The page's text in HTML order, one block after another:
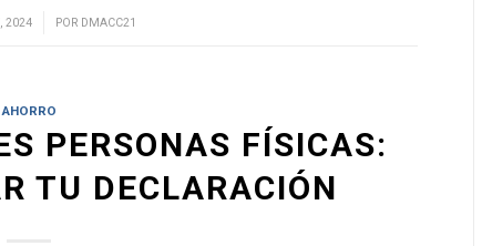
2024 POR DMACC21
AHORRO
PERSONAS FÍSICAS:
TU DECLARACIÓN